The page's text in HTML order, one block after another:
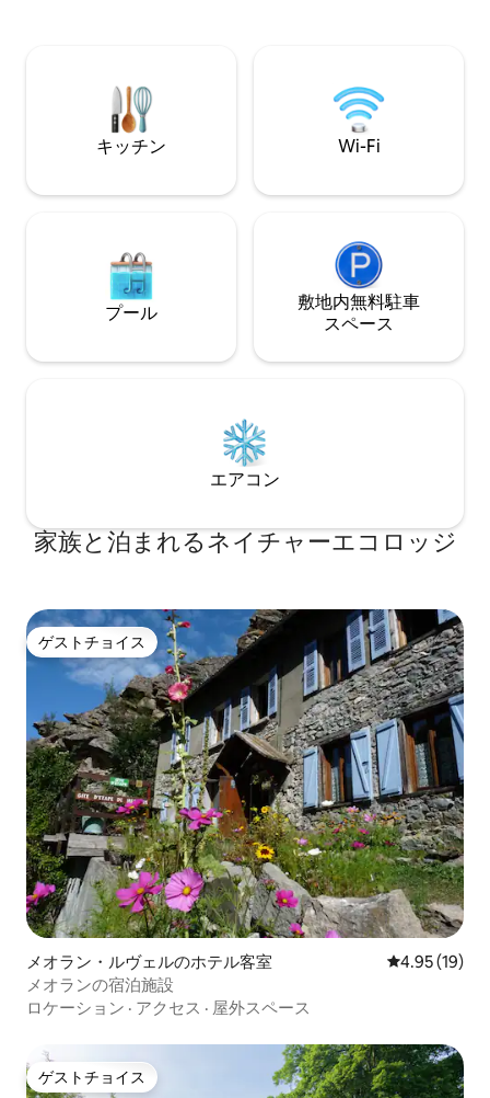
キッチン Wi-Fi
プール
敷地内無料駐⁠車
ス⁠ペ⁠ー⁠ス
エアコン
家族と泊まれるネイチャーエコロッジ
ゲストチョイス
ゲストチョイス
メオラン・ルヴェルのホテル客室 レビュー19
4.95 (19)
メオランの宿泊施設
ロケーション · アクセス · 屋外スペース
ゲストチョイス
ゲストチョイス